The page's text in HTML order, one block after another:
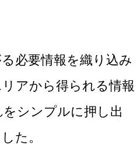
必要情報を織り込み
アから得られる情報
シンプルに押し出
た。